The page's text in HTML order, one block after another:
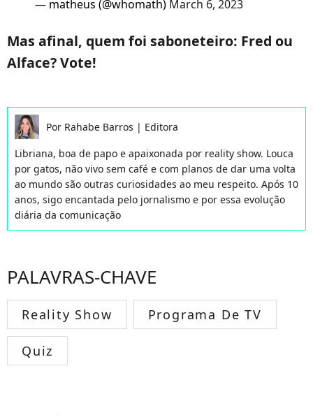
— matheus (@whomath) March 6, 2023
Mas afinal, quem foi saboneteiro: Fred ou
Alface? Vote!
Por Rahabe Barros | Editora
Libriana, boa de papo e apaixonada por reality show. Louca
por gatos, não vivo sem café e com planos de dar uma volta
ao mundo são outras curiosidades ao meu respeito. Após 10
anos, sigo encantada pelo jornalismo e por essa evolução
diária da comunicação
PALAVRAS-CHAVE
Reality Show Programa De TV
Quiz